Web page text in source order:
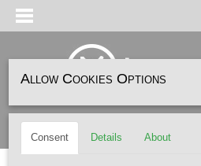
Log in Register
Allow Cookies Options
Consent Details About